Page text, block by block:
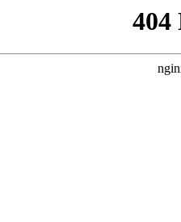
404